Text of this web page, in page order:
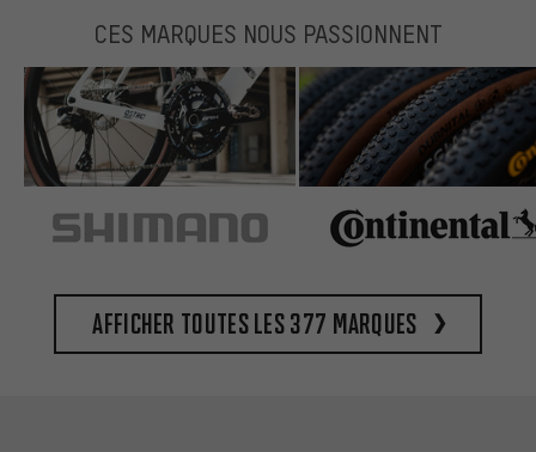
CES MARQUES NOUS PASSIONNENT
Afficher toutes les 377 marques